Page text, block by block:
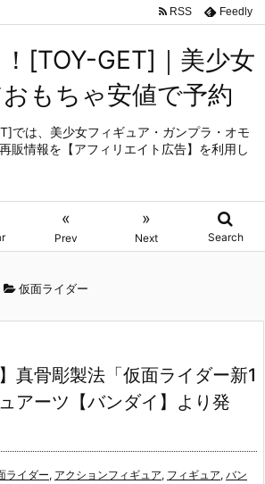
[TOY-GET]｜美少女
もちゃ安値で予約
では、美少女フィギュア・ガンプラ・オモ
販情報を【アフィリエイト広告】を利用し
«
Prev
»
Next Search
RSS Feedly
仮面ライダー
真骨彫製法「仮面ライダー新1
アーツ【バンダイ】より発
ライダー, アクションフィギュア, フィギュア, バン